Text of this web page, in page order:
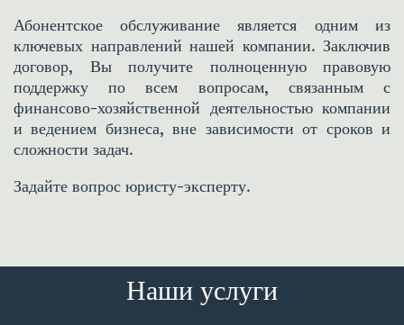
Абонентское обслуживание является одним из
ключевых направлений нашей компании. Заключив
договор, Вы получите полноценную правовую
поддержку по всем вопросам, связанным с
финансово-хозяйственной деятельностью компании
и ведением бизнеса, вне зависимости от сроков и
сложности задач.
Задайте вопрос юристу-эксперту.
Наши услуги